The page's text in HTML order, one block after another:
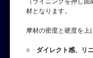
材となります。
摩材の密度と硬度を上
○ ダイレクト感、リ